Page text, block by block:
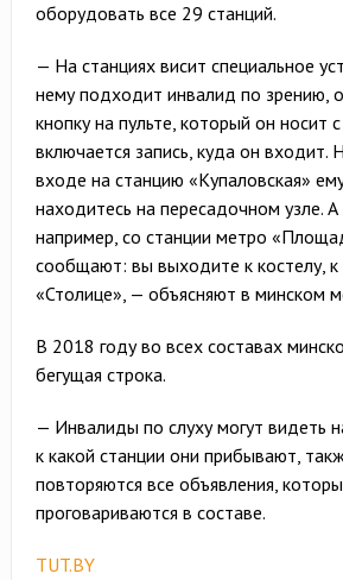
оборудовать все 29 станций.
— На станциях висит специальное
нему подходит инвалид по зрению,
кнопку на пульте, который он носит
включается запись, куда он входит.
входе на станцию «Купаловская»
находитесь на пересадочном узле.
например, со станции метро
сообщают: вы выходите к костелу, к
«Столице», — объясняют в минском
В 2018 году во всех составах
бегущая строка.
— Инвалиды по слуху могут видеть
к какой станции они прибывают,
повторяются все объявления,
проговариваются в составе.
TUT.BY